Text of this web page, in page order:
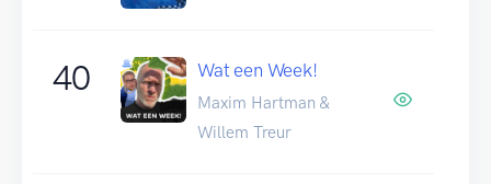
40 Wat een Week!
Maxim Hartman &
Willem Treur